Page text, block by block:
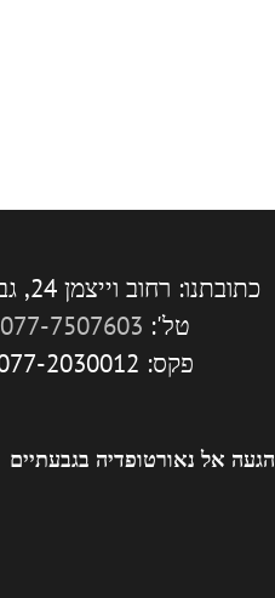
כתובתנו: רחוב וייצמן 24, גבעתיים.
טל': 077-7507603
פקס: 077-2030012
הגעה אל נאורטופדיה בגבעתיים